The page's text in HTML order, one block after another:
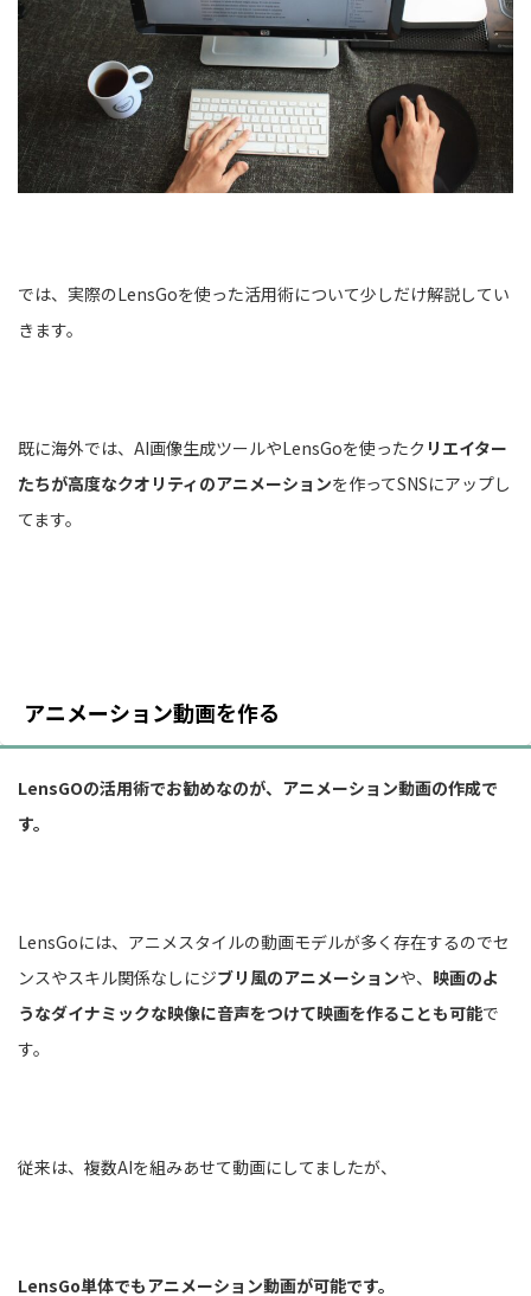
では、実際のLensGoを使った活用術について少しだけ解説してい
きます。
既に海外では、AI画像生成ツールやLensGoを使ったク リエイター
たちが高度なクオリティのアニメーションを作ってSNSにアップし
てます。
アニメーション動画を作る
LensGOの活用術でお勧めなのが、アニメーション動画の作成で
す。
LensGoには、アニメスタイルの動画モデルが多く存在するのでセ
ンスやスキル関係なしにジブリ風のアニメーションや、 映画のよ
うなダイナミックな映像に音声をつけて映画を作ることも可能で
す。
従来は、複数AIを組みあせて動画にしてましたが、
LensGo単体でもアニメーション動画が可能です。